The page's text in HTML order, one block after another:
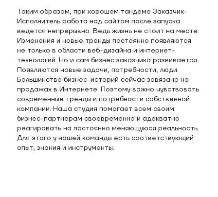
Таким образом, при хорошем тандеме Заказчик-
Исполнитель работа над сайтом после запуска
ведется непрерывно. Ведь жизнь не стоит на месте.
Изменения и новые тренды постоянно появляются
не только в области веб-дизайна и интернет-
технологий. Но и сам бизнес заказчика развивается.
Появляются новые задачи, потребности, люди.
Большинство бизнес-историй сейчас завязано на
продажах в Интернете. Поэтому важно чувствовать
современные тренды и потребности собственной
компании. Наша студия помогает всем своим
бизнес-партнерам своевременно и адекватно
реагировать на постоянно меняющуюся реальность.
Для этого у нашей команды есть соответствующий
опыт, знания и инструменты.